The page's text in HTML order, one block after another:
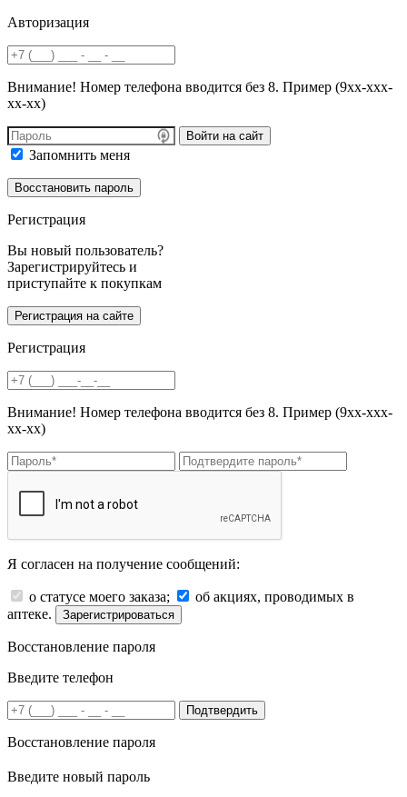
Авторизация
Внимание! Номер телефона вводится без 8. Пример (9хх-ххх-
хх-хх)
Войти на сайт
Запомнить меня
Регистрация
Вы новый пользователь?
Зарегистрируйтесь и
приступайте к покупкам
Регистрация
Внимание! Номер телефона вводится без 8. Пример (9хх-ххх-
хх-хх)
Я согласен на получение сообщений:
о статусе моего заказа;
об акциях, проводимых в
аптеке.
Зарегистрироваться
Восстановление пароля
Введите телефон
Подтвердить
Восстановление пароля
Введите новый пароль